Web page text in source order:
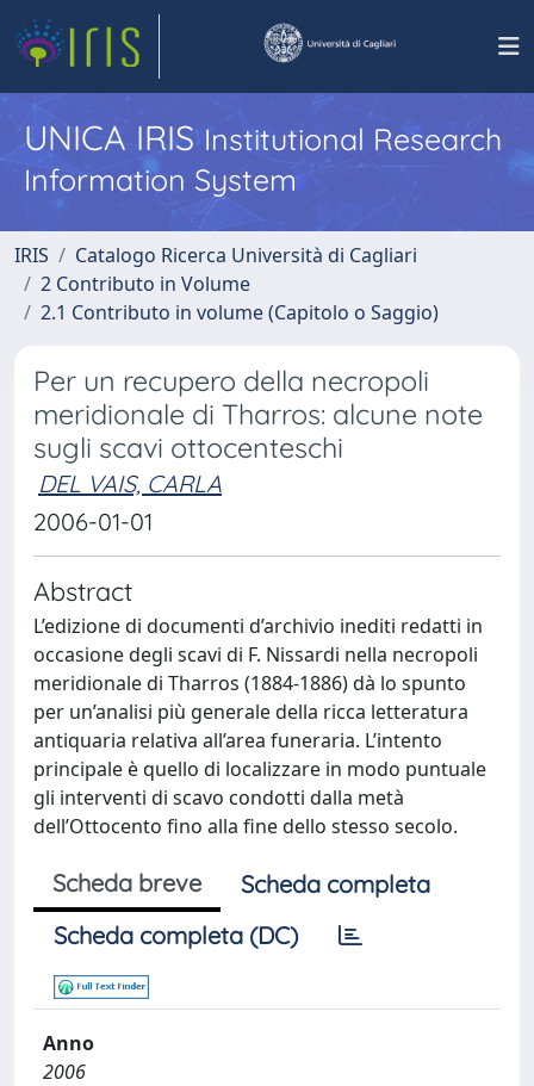
UNICA IRISInstitutional Research
Information System
IRIS
Catalogo Ricerca Università di Cagliari
2 Contributo in Volume
2.1 Contributo in volume (Capitolo o Saggio)
Per un recupero della necropoli
meridionale di Tharros: alcune note
sugli scavi ottocenteschi
DEL VAIS, CARLA
2006-01-01
Abstract
L’edizione di documenti d’archivio inediti redatti in
occasione degli scavi di F. Nissardi nella necropoli
meridionale di Tharros (1884-1886) dà lo spunto
per un’analisi più generale della ricca letteratura
antiquaria relativa all’area funeraria. L’intento
principale è quello di localizzare in modo puntuale
gli interventi di scavo condotti dalla metà
dell’Ottocento fino alla fine dello stesso secolo.
Scheda breve
Scheda completa
Scheda completa (DC)
Anno
2006